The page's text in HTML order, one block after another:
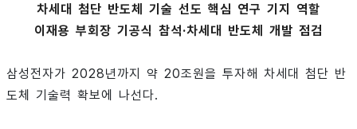
차세대 첨단 반도체 기술 선도 핵심 연구 기지 역할
이재용 부회장 기공식 참석·차세대 반도체 개발 점검
삼성전자가 2028년까지 약 20조원을 투자해 차세대 첨단 반
도체 기술력 확보에 나선다.